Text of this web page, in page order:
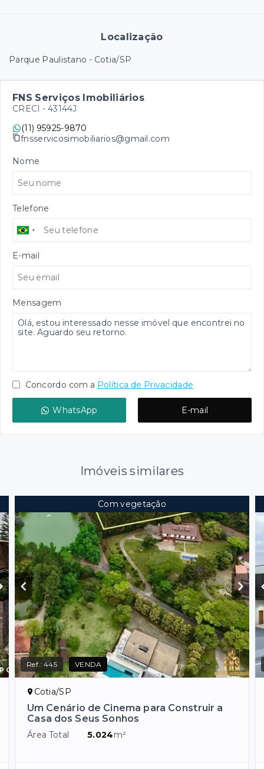
Localização
Parque Paulistano - Cotia/SP
FNS Serviços Imobiliários
CRECI - 43144J
(11) 95925-9870
fnsservicosimobiliarios@gmail.com
Nome
Telefone
E-mail
Mensagem
Concordo com a Política de Privacidade
WhatsApp E-mail
Imóveis similares
Com vegetação
Ref.:445 VENDA
Cotia/SP
Um Cenário de Cinema para Construir a
Casa dos Seus Sonhos
Área Total 5.024m²